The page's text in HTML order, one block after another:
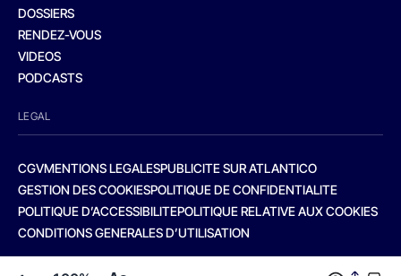
DOSSIERS
RENDEZ-VOUS
VIDEOS
PODCASTS
LEGAL
CGVMENTIONS LEGALESPUBLICITE SUR ATLANTICO
GESTION DES COOKIESPOLITIQUE DE CONFIDENTIALITE
POLITIQUE D’ACCESSIBILITEPOLITIQUE RELATIVE AUX COOKIES
CONDITIONS GENERALES D’UTILISATION